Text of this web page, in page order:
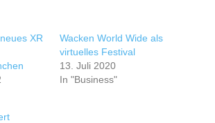
XR
Wacken World Wide als
virtuelles Festival
13. Juli 2020
In "Business"